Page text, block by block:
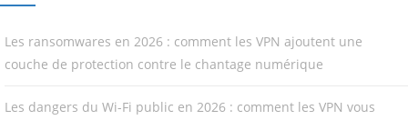
Les ransomwares en 2026 : comment les VPN ajoutent une
couche de protection contre le chantage numérique
Les dangers du Wi-Fi public en 2026 : comment les VPN vous